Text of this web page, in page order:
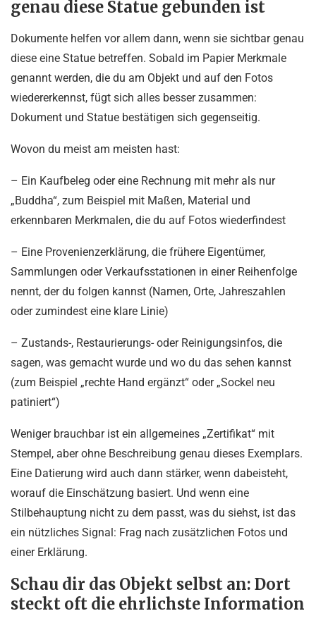
genau diese Statue gebunden ist
Dokumente helfen vor allem dann, wenn sie sichtbar genau
diese eine Statue betreffen. Sobald im Papier Merkmale
genannt werden, die du am Objekt und auf den Fotos
wiedererkennst, fügt sich alles besser zusammen:
Dokument und Statue bestätigen sich gegenseitig.
Wovon du meist am meisten hast:
– Ein Kaufbeleg oder eine Rechnung mit mehr als nur
„Buddha“, zum Beispiel mit Maßen, Material und
erkennbaren Merkmalen, die du auf Fotos wiederfindest
– Eine Provenienzerklärung, die frühere Eigentümer,
Sammlungen oder Verkaufsstationen in einer Reihenfolge
nennt, der du folgen kannst (Namen, Orte, Jahreszahlen
oder zumindest eine klare Linie)
– Zustands-, Restaurierungs- oder Reinigungsinfos, die
sagen, was gemacht wurde und wo du das sehen kannst
(zum Beispiel „rechte Hand ergänzt“ oder „Sockel neu
patiniert“)
Weniger brauchbar ist ein allgemeines „Zertifikat“ mit
Stempel, aber ohne Beschreibung genau dieses Exemplars.
Eine Datierung wird auch dann stärker, wenn dabeisteht,
worauf die Einschätzung basiert. Und wenn eine
Stilbehauptung nicht zu dem passt, was du siehst, ist das
ein nützliches Signal: Frag nach zusätzlichen Fotos und
einer Erklärung.
Schau dir das Objekt selbst an: Dort
steckt oft die ehrlichste Information